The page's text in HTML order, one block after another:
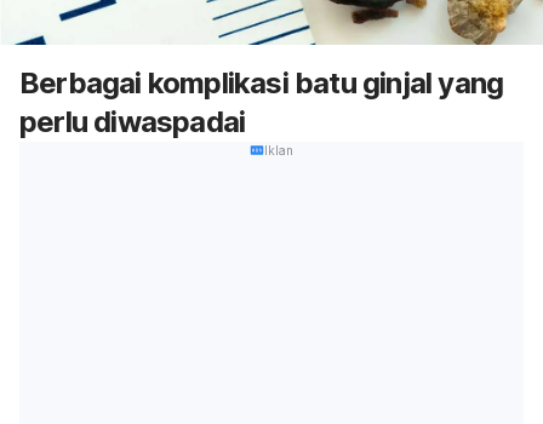
Berbagai komplikasi batu ginjal yang
perlu diwaspadai
Iklan